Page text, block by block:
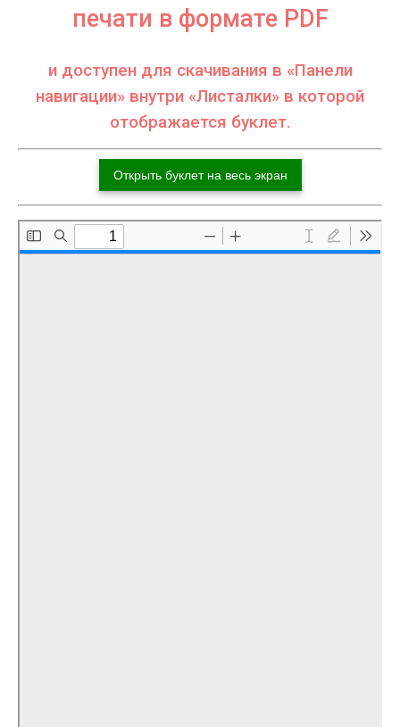
печати в формате PDF
и доступен для скачивания в «Панели
навигации» внутри «Листалки» в которой
отображается буклет.
Открыть буклет на весь экран